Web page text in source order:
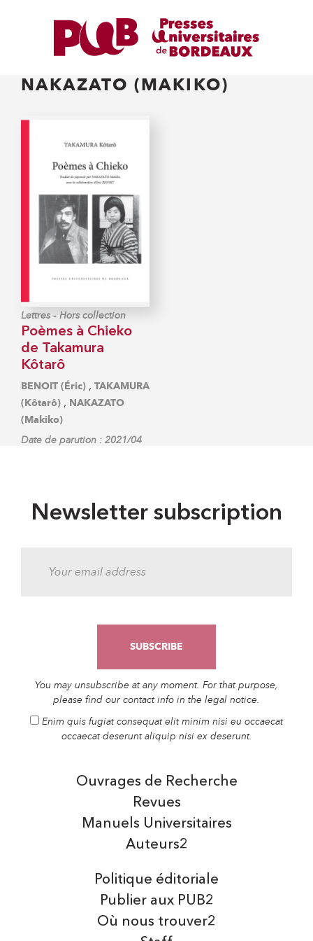
NAKAZATO (MAKIKO)
Lettres - Hors collection
Poèmes à Chieko
de Takamura
Kôtarô
BENOIT (Éric) , TAKAMURA
(Kôtarô) , NAKAZATO
(Makiko)
Date de parution : 2021/04
Newsletter subscription
You may unsubscribe at any moment. For that purpose,
please find our contact info in the legal notice.
Enim quis fugiat consequat elit minim nisi eu occaecat
occaecat deserunt aliquip nisi ex deserunt.
Auteurs2
Manuels Universitaires
Ouvrages de Recherche
Revues
Politique éditoriale
Publier aux PUB2
Où nous trouver2